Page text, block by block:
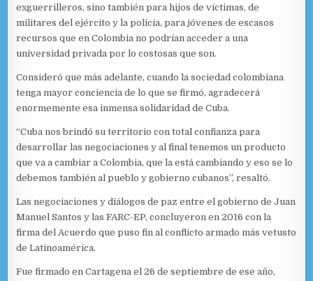
exguerrilleros, sino también para hijos de víctimas, de
militares del ejército y la policía, para jóvenes de escasos
recursos que en Colombia no podrían acceder a una
universidad privada por lo costosas que son.
Consideró que más adelante, cuando la sociedad colombiana
tenga mayor conciencia de lo que se firmó, agradecerá
enormemente esa inmensa solidaridad de Cuba.
“Cuba nos brindó su territorio con total confianza para
desarrollar las negociaciones y al final tenemos un producto
que va a cambiar a Colombia, que la está cambiando y eso se lo
debemos también al pueblo y gobierno cubanos”, resaltó.
Las negociaciones y diálogos de paz entre el gobierno de Juan
Manuel Santos y las FARC-EP, concluyeron en 2016 con la
firma del Acuerdo que puso fin al conflicto armado más vetusto
de Latinoamérica.
Fue firmado en Cartagena el 26 de septiembre de ese año,